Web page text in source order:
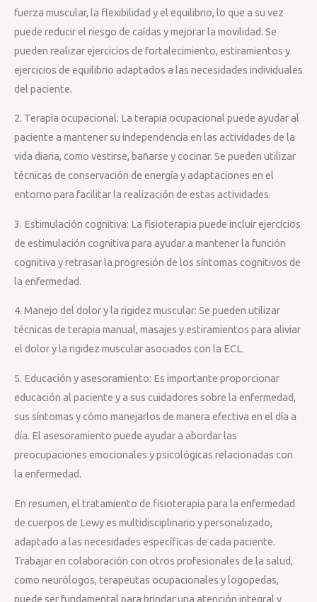
fuerza muscular, la flexibilidad y el equilibrio, lo que a su vez
puede reducir el riesgo de caídas y mejorar la movilidad. Se
pueden realizar ejercicios de fortalecimiento, estiramientos y
ejercicios de equilibrio adaptados a las necesidades individuales
del paciente.
2. Terapia ocupacional: La terapia ocupacional puede ayudar al
paciente a mantener su independencia en las actividades de la
vida diaria, como vestirse, bañarse y cocinar. Se pueden utilizar
técnicas de conservación de energía y adaptaciones en el
entorno para facilitar la realización de estas actividades.
3. Estimulación cognitiva: La fisioterapia puede incluir ejercicios
de estimulación cognitiva para ayudar a mantener la función
cognitiva y retrasar la progresión de los síntomas cognitivos de
la enfermedad.
4. Manejo del dolor y la rigidez muscular: Se pueden utilizar
técnicas de terapia manual, masajes y estiramientos para aliviar
el dolor y la rigidez muscular asociados con la ECL.
5. Educación y asesoramiento: Es importante proporcionar
educación al paciente y a sus cuidadores sobre la enfermedad,
sus síntomas y cómo manejarlos de manera efectiva en el día a
día. El asesoramiento puede ayudar a abordar las
preocupaciones emocionales y psicológicas relacionadas con
la enfermedad.
En resumen, el tratamiento de fisioterapia para la enfermedad
de cuerpos de Lewy es multidisciplinario y personalizado,
adaptado a las necesidades específicas de cada paciente.
Trabajar en colaboración con otros profesionales de la salud,
como neurólogos, terapeutas ocupacionales y logopedas,
puede ser fundamental para brindar una atención integral y